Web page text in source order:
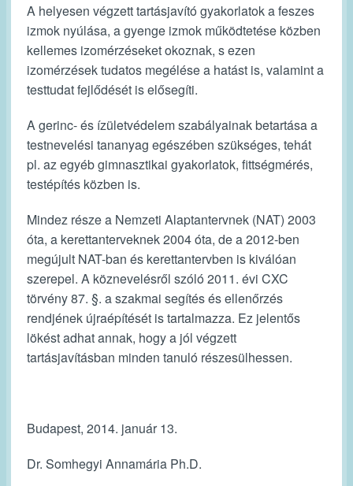
A helyesen végzett tartásjavító gyakorlatok a feszes
izmok nyúlása, a gyenge izmok működtetése közben
kellemes izomérzéseket okoznak, s ezen
izomérzések tudatos megélése a hatást is, valamint a
testtudat fejlődését is elősegíti.
A gerinc- és ízületvédelem szabályainak betartása a
testnevelési tananyag egészében szükséges, tehát
pl. az egyéb gimnasztikai gyakorlatok, fittségmérés,
testépítés közben is.
Mindez része a Nemzeti Alaptantervnek (NAT) 2003
óta, a kerettanterveknek 2004 óta, de a 2012-ben
megújult NAT-ban és kerettantervben is kiválóan
szerepel. A köznevelésről szóló 2011. évi CXC
törvény 87. §. a szakmai segítés és ellenőrzés
rendjének újraépítését is tartalmazza. Ez jelentős
lökést adhat annak, hogy a jól végzett
tartásjavításban minden tanuló részesülhessen.
Budapest, 2014. január 13.
Dr. Somhegyi Annamária Ph.D.